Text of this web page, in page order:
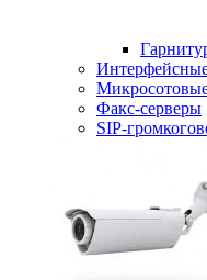
Факс-серверы
SIP-